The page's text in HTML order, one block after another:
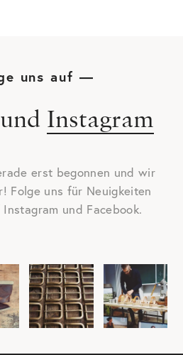
uns auf —
und Instagram
erst begonnen und wir
Folge uns für Neuigkeiten
Instagram und Facebook.